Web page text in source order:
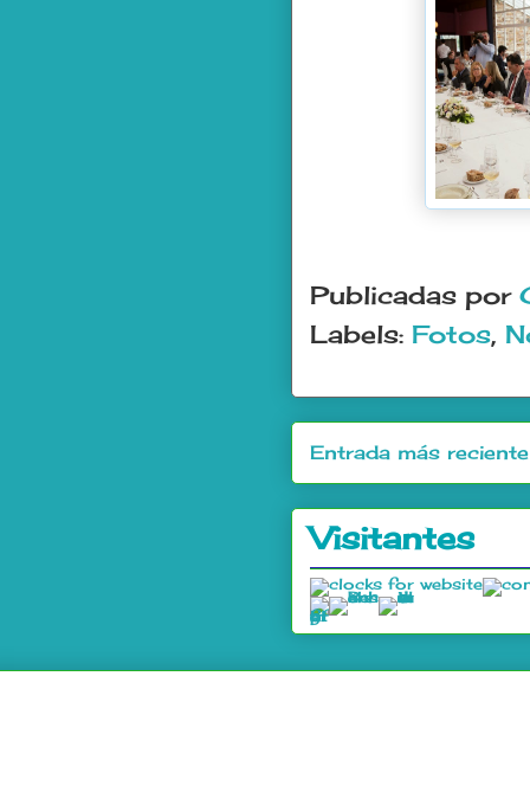
Publicadas por
Labels: Fotos,
Entrada más reciente
Visitantes